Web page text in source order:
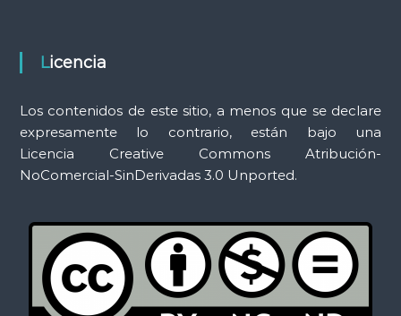
Licencia
Los contenidos de este sitio, a menos que se declare
expresamente lo contrario, están bajo una
Licencia Creative Commons Atribución-
NoComercial-SinDerivadas 3.0 Unported.